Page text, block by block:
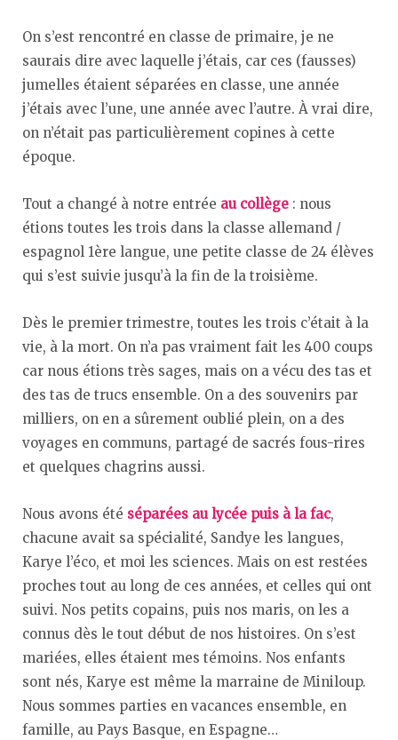
On s’est rencontré en classe de primaire, je ne
saurais dire avec laquelle j’étais, car ces (fausses)
jumelles étaient séparées en classe, une année
j’étais avec l’une, une année avec l’autre. À vrai dire,
on n’était pas particulièrement copines à cette
époque.
Tout a changé à notre entrée au collège : nous
étions toutes les trois dans la classe allemand /
espagnol 1ère langue, une petite classe de 24 élèves
qui s’est suivie jusqu’à la fin de la troisième.
Dès le premier trimestre, toutes les trois c’était à la
vie, à la mort. On n’a pas vraiment fait les 400 coups
car nous étions très sages, mais on a vécu des tas et
des tas de trucs ensemble. On a des souvenirs par
milliers, on en a sûrement oublié plein, on a des
voyages en communs, partagé de sacrés fous-rires
et quelques chagrins aussi.
Nous avons été séparées au lycée puis à la fac,
chacune avait sa spécialité, Sandye les langues,
Karye l’éco, et moi les sciences. Mais on est restées
proches tout au long de ces années, et celles qui ont
suivi. Nos petits copains, puis nos maris, on les a
connus dès le tout début de nos histoires. On s’est
mariées, elles étaient mes témoins. Nos enfants
sont nés, Karye est même la marraine de Miniloup.
Nous sommes parties en vacances ensemble, en
famille, au Pays Basque, en Espagne…